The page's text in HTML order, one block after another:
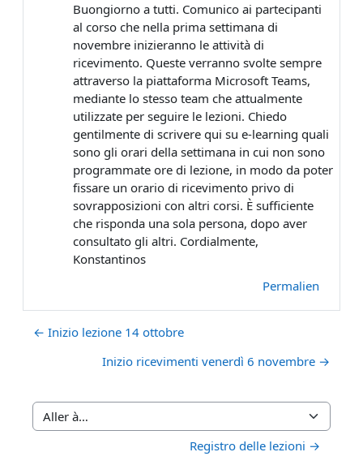
Buongiorno a tutti. Comunico ai partecipanti
al corso che nella prima settimana di
novembre inizieranno le attività di
ricevimento. Queste verranno svolte sempre
attraverso la piattaforma Microsoft Teams,
mediante lo stesso team che attualmente
utilizzate per seguire le lezioni. Chiedo
gentilmente di scrivere qui su e-learning quali
sono gli orari della settimana in cui non sono
programmate ore di lezione, in modo da poter
fissare un orario di ricevimento privo di
sovrapposizioni con altri corsi. È sufficiente
che risponda una sola persona, dopo aver
consultato gli altri. Cordialmente,
Konstantinos
Permalien
← Inizio lezione 14 ottobre
Inizio ricevimenti venerdì 6 novembre →
Aller à…
Registro delle lezioni →